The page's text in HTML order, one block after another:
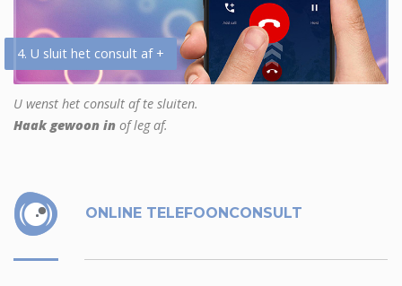
4. U sluit het consult af +
U wenst het consult af te sluiten.
Haak gewoon in of leg af.
ONLINE TELEFOONCONSULT